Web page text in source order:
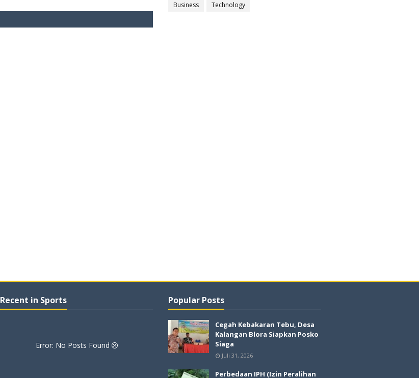
Business Technology
Recent in Sports
Error: No Posts Found
Popular Posts
Cegah Kebakaran Tebu, Desa
Kalangan Blora Siapkan Posko
Siaga
Juli 31, 2026
Perbedaan IPH (Izin Peralihan